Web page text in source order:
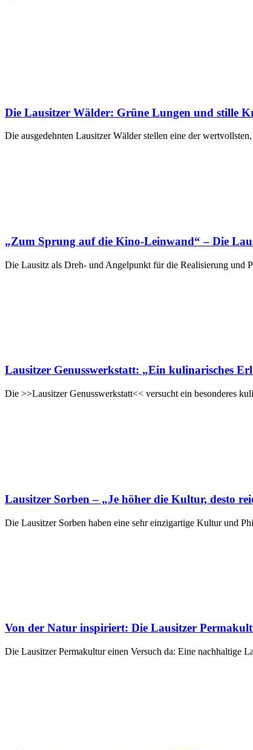
Die Lausitzer Wälder: Grüne Lungen und stille
Die ausgedehnten Lausitzer Wälder stellen eine der
„Zum Sprung auf die Kino-Leinwand“ – Die
Die Lausitz als Dreh- und Angelpunkt für die Realisierung und
Lausitzer Genusswerkstatt: „Ein kulinarisches
Die >>Lausitzer Genusswerkstatt<< versucht ein besonderes
Lausitzer Sorben – „Je höher die Kultur, desto
Die Lausitzer Sorben haben eine sehr einzigartige Kultur und
Von der Natur inspiriert: Die Lausitzer
Die Lausitzer Permakultur einen Versuch da: Eine nachhaltige